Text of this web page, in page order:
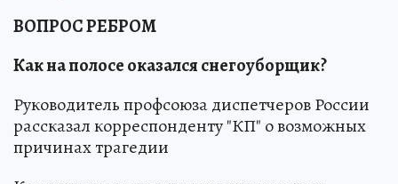
ВОПРОС РЕБРОМ
Как на полосе оказался снегоуборщик?
Руководитель профсоюза диспетчеров России
рассказал корреспонденту "КП" о возможных
причинах трагедии